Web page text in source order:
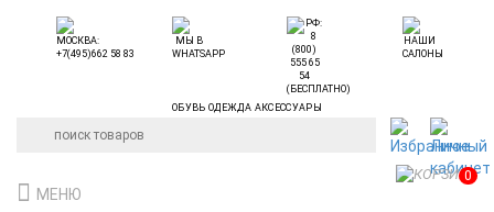
ОБУВЬ ОДЕЖДА АКСЕССУАРЫ
МЕНЮ
0